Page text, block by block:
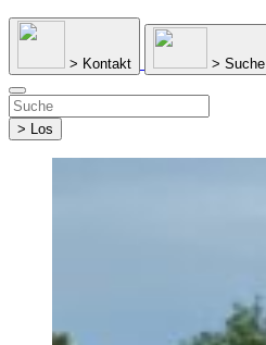
> Kontakt > Suche